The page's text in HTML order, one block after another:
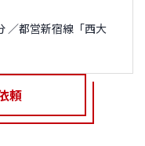
／都営新宿線「西大
頼